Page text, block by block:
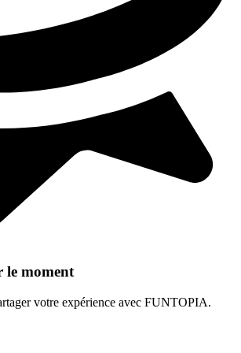
le moment
votre expérience avec FUNTOPIA.